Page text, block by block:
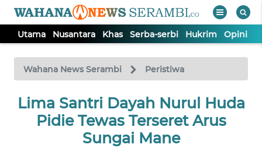
Utama Nusantara Khas Serba-serbi Hukrim Opini
Wahana News Serambi Peristiwa
Lima Santri Dayah Nurul Huda
Pidie Tewas Terseret Arus
Sungai Mane
TV
Tutup
UTAMA